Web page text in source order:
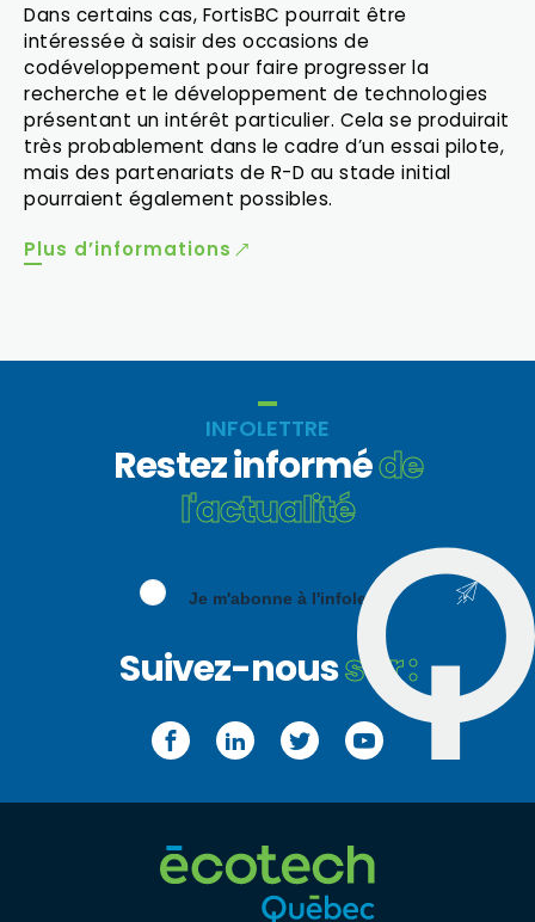
Dans certains cas, FortisBC pourrait être
intéressée à saisir des occasions de
codéveloppement pour faire progresser la
recherche et le développement de technologies
présentant un intérêt particulier. Cela se produirait
très probablement dans le cadre d’un essai pilote,
mais des partenariats de R-D au stade initial
pourraient également possibles.
Plus d’informations
INFOLETTRE
Restez informéde
l'actualité
Je m'abonne à l'infolettre
Suivez-noussur :
FacebookLinkedInTwitterYouTube